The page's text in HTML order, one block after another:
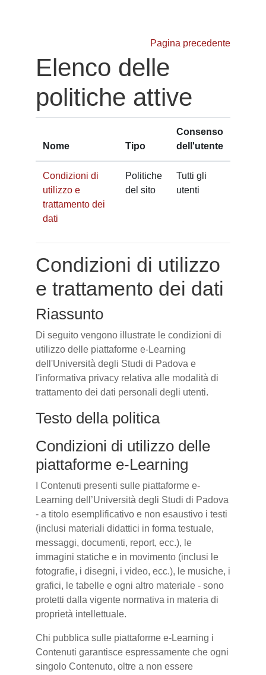
Pagina precedente
Elenco delle
politiche attive
Nome Tipo
Consenso
dell'utente
Condizioni di
utilizzo e
trattamento dei
dati
Politiche
del sito
Tutti gli
utenti
Condizioni di utilizzo
e trattamento dei dati
Riassunto
Di seguito vengono illustrate le condizioni di
utilizzo delle piattaforme e-Learning
dell'Università degli Studi di Padova e
l'informativa privacy relativa alle modalità di
trattamento dei dati personali degli utenti.
Testo della politica
Condizioni di utilizzo delle
piattaforme e-Learning
I Contenuti presenti sulle piattaforme e-
Learning dell’Università degli Studi di Padova
- a titolo esemplificativo e non esaustivo i testi
(inclusi materiali didattici in forma testuale,
messaggi, documenti, report, ecc.), le
immagini statiche e in movimento (inclusi le
fotografie, i disegni, i video, ecc.), le musiche, i
grafici, le tabelle e ogni altro materiale - sono
protetti dalla vigente normativa in materia di
proprietà intellettuale.
Chi pubblica sulle piattaforme e-Learning i
Contenuti garantisce espressamente che ogni
singolo Contenuto, oltre a non essere